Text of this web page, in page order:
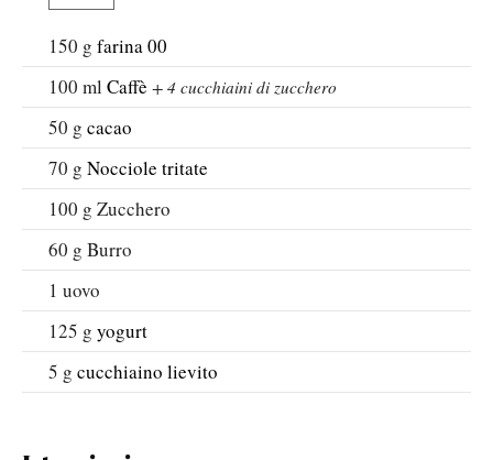
150 g farina 00
100 ml Caffè + 4 cucchiaini di zucchero
50 g cacao
70 g Nocciole tritate
100 g Zucchero
60 g Burro
1 uovo
125 g yogurt
5 g cucchiaino lievito